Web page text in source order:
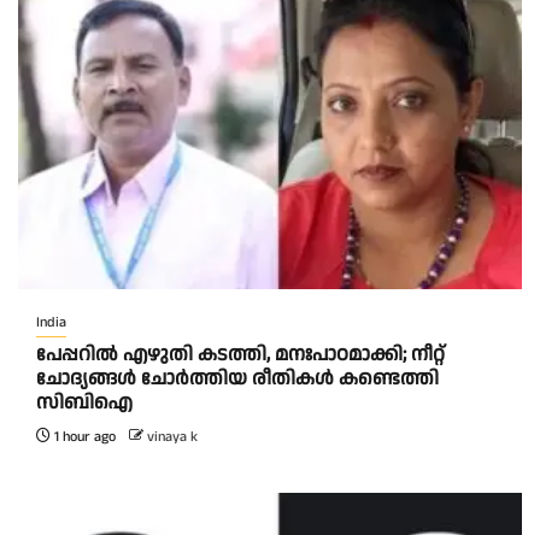
India
പേപ്പറിൽ എഴുതി കടത്തി, മനഃപാഠമാക്കി; നീറ്റ്
ചോദ്യങ്ങൾ ചോർത്തിയ രീതികൾ കണ്ടെത്തി
സിബിഐ
1 hour ago vinaya k